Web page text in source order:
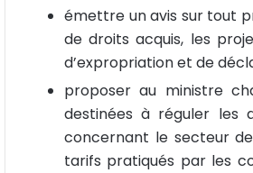
émettre un avis sur tout
de droits acquis, les
d’expropriation et de
proposer au ministre
destinées à réguler les
concernant le secteur
tarifs pratiqués par les